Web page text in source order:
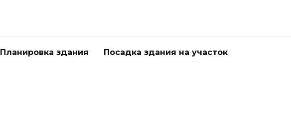
Планировка здания Посадка здания на участок